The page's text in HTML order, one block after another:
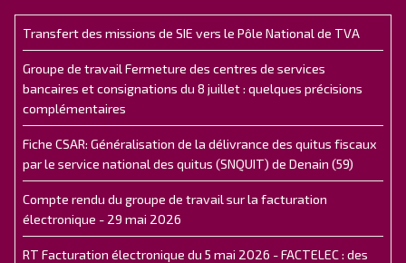
Transfert des missions de SIE vers le Pôle National de TVA
Groupe de travail Fermeture des centres de services
bancaires et consignations du 8 juillet : quelques précisions
complémentaires
Fiche CSAR: Généralisation de la délivrance des quitus fiscaux
par le service national des quitus (SNQUIT) de Denain (59)
Compte rendu du groupe de travail sur la facturation
électronique - 29 mai 2026
RT Facturation électronique du 5 mai 2026 - FACTELEC : des